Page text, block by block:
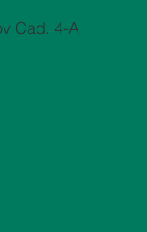
Cad. 4-A